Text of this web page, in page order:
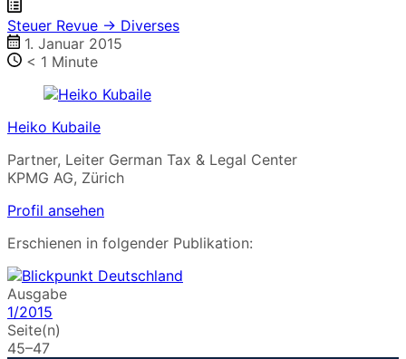
Steuer Revue → Diverses
1. Januar 2015
< 1 Minute
Heiko Kubaile
Partner, Leiter German Tax & Legal Center
KPMG AG, Zürich
Profil ansehen
Erschienen in folgender Publikation:
Ausgabe
1/2015
Seite(n)
45–47